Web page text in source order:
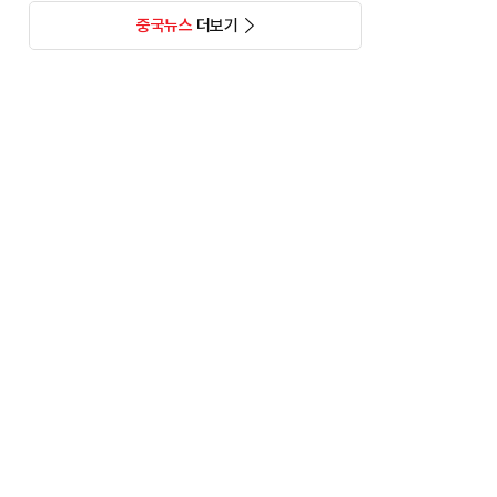
중국뉴스더보기